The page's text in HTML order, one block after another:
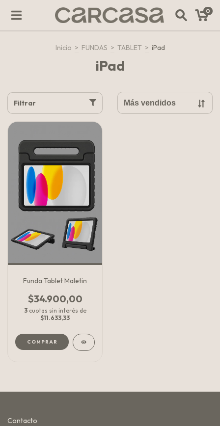
0
Inicio > FUNDAS > TABLET > iPad
iPad
Filtrar
Funda Tablet Maletin
$34.900,00
3 cuotas sin interés de
$11.633,33
COMPRAR
Contacto